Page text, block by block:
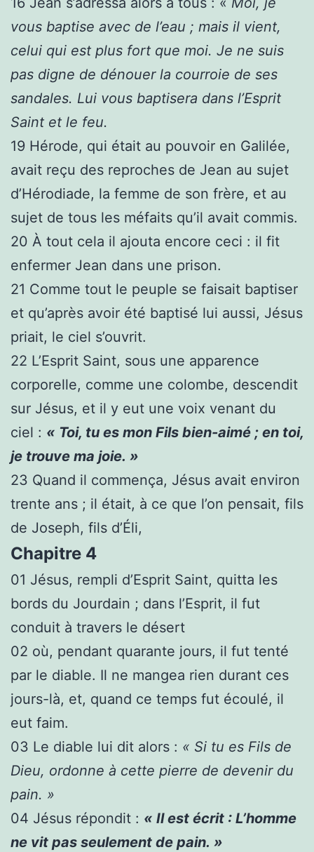
vous baptise avec de l’eau ; mais il vient,
celui qui est plus fort que moi. Je ne suis
pas digne de dénouer la courroie de ses
sandales. Lui vous baptisera dans l’Esprit
Saint et le feu.
19 Hérode, qui était au pouvoir en Galilée,
avait reçu des reproches de Jean au sujet
d’Hérodiade, la femme de son frère, et au
sujet de tous les méfaits qu’il avait commis.
20 À tout cela il ajouta encore ceci : il fit
enfermer Jean dans une prison.
21 Comme tout le peuple se faisait baptiser
et qu’après avoir été baptisé lui aussi, Jésus
priait, le ciel s’ouvrit.
22 L’Esprit Saint, sous une apparence
corporelle, comme une colombe, descendit
sur Jésus, et il y eut une voix venant du
ciel : « Toi, tu es mon Fils bien-aimé ; en toi,
je trouve ma joie. »
23 Quand il commença, Jésus avait environ
trente ans ; il était, à ce que l’on pensait, fils
de Joseph, fils d’Éli,
Chapitre 4
01 Jésus, rempli d’Esprit Saint, quitta les
bords du Jourdain ; dans l’Esprit, il fut
conduit à travers le désert
02 où, pendant quarante jours, il fut tenté
par le diable. Il ne mangea rien durant ces
jours-là, et, quand ce temps fut écoulé, il
eut faim.
03 Le diable lui dit alors : « Si tu es Fils de
Dieu, ordonne à cette pierre de devenir du
pain. »
04 Jésus répondit : « Il est écrit : L’homme
ne vit pas seulement de pain. »